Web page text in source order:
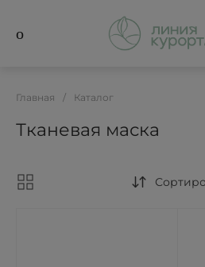
Главная / Каталог
Тканевая маска